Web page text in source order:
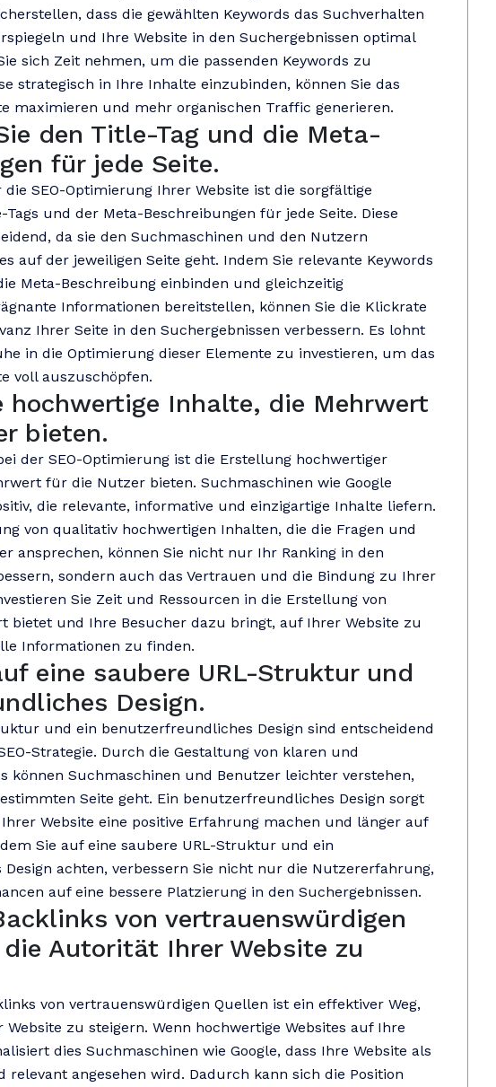
dass die gewählten Keywords das Suchverhalten
und Ihre Website in den Suchergebnissen optimal
sich Zeit nehmen, um die passenden Keywords zu
strategisch in Ihre Inhalte einzubinden, können Sie das
maximieren und mehr organischen Traffic generieren.
den Title-Tag und die Meta-
für jede Seite.
SEO-Optimierung Ihrer Website ist die sorgfältige
und der Meta-Beschreibungen für jede Seite. Diese
da sie den Suchmaschinen und den Nutzern
auf der jeweiligen Seite geht. Indem Sie relevante Keywords
Meta-Beschreibung einbinden und gleichzeitig
Informationen bereitstellen, können Sie die Klickrate
Ihrer Seite in den Suchergebnissen verbessern. Es lohnt
in die Optimierung dieser Elemente zu investieren, um das
voll auszuschöpfen.
hochwertige Inhalte, die Mehrwert
bieten.
der SEO-Optimierung ist die Erstellung hochwertiger
für die Nutzer bieten. Suchmaschinen wie Google
die relevante, informative und einzigartige Inhalte liefern.
von qualitativ hochwertigen Inhalten, die die Fragen und
ansprechen, können Sie nicht nur Ihr Ranking in den
sondern auch das Vertrauen und die Bindung zu Ihrer
Sie Zeit und Ressourcen in die Erstellung von
bietet und Ihre Besucher dazu bringt, auf Ihrer Website zu
Informationen zu finden.
eine saubere URL-Struktur und
Design.
und ein benutzerfreundliches Design sind entscheidend
Strategie. Durch die Gestaltung von klaren und
können Suchmaschinen und Benutzer leichter verstehen,
Seite geht. Ein benutzerfreundliches Design sorgt
Website eine positive Erfahrung machen und länger auf
Sie auf eine saubere URL-Struktur und ein
achten, verbessern Sie nicht nur die Nutzererfahrung,
auf eine bessere Platzierung in den Suchergebnissen.
von vertrauenswürdigen
Autorität Ihrer Website zu
von vertrauenswürdigen Quellen ist ein effektiver Weg,
zu steigern. Wenn hochwertige Websites auf Ihre
dies Suchmaschinen wie Google, dass Ihre Website als
angesehen wird. Dadurch kann sich die Position